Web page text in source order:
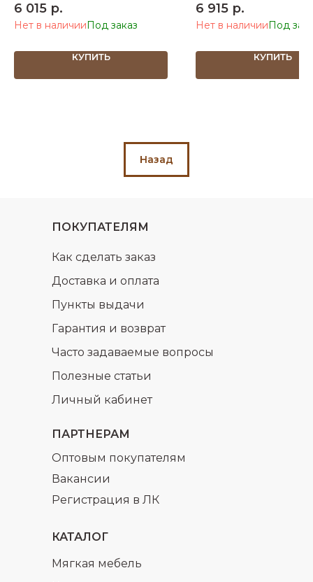
6 015 р.
Нет в наличии
КУПИТЬ
6 915 р.
Нет в наличии
КУПИТЬ
Назад
ПАРТНЕРАМ
Регистрация в ЛК
Оптовым покупателям
Вакансии
КАТАЛОГ
Мягкая мебель
ПОКУПАТЕЛЯМ
Доставка и оплата
Часто задаваемые вопросы
Гарантия и возврат
Полезные статьи
Пункты выдачи
Как сделать заказ
Личный кабинет